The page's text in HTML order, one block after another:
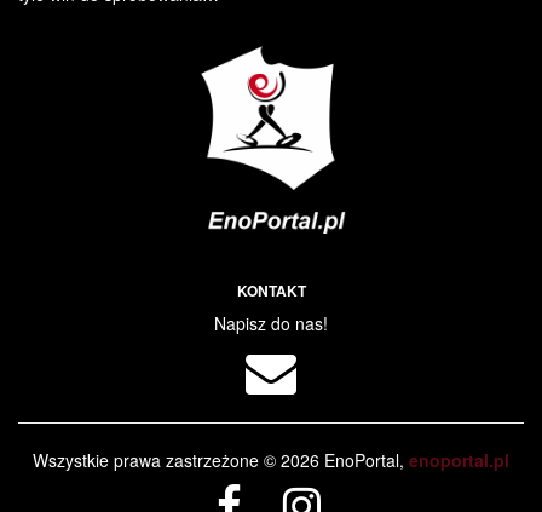
KONTAKT
Napisz do nas!
Wszystkie prawa zastrzeżone © 2026 EnoPortal, enoportal.pl